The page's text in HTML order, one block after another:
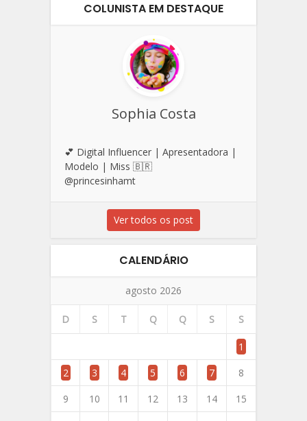
COLUNISTA EM DESTAQUE
Sophia Costa
💕 Digital Influencer | Apresentadora |
Modelo | Miss 🇧🇷
@princesinhamt
Ver todos os post
CALENDÁRIO
agosto 2026
D S T Q Q S S
1
2
3 4 5 6 7
8
9
10 11 12 13 14
15